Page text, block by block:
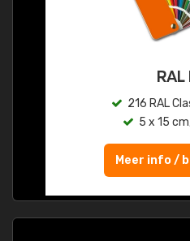
RAL
216 RAL
5 x 15
Meer info /